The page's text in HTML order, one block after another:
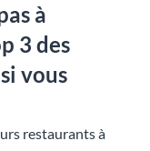
à
3 des
vous
restaurants à